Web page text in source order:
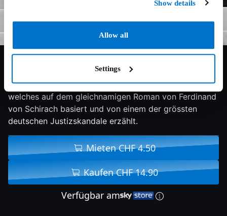
Show details
Allow all
Settings
7.4/10 2019 118 min Thriller
Spannungsgeladenes Drama mit Elyas M'Barek,
welches auf dem gleichnamigen Roman von Ferdinand
von Schirach basiert und von einem der grössten
deutschen Justizskandale erzählt.
Mieten CHF 4.50
Kaufen CHF 14.90
Verfügbar am